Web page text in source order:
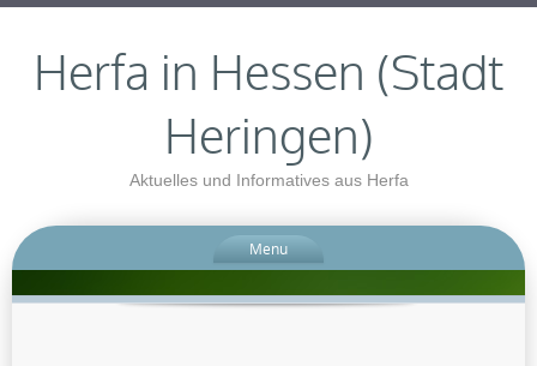
Herfa in Hessen (Stadt
Heringen)
Aktuelles und Informatives aus Herfa
Menu